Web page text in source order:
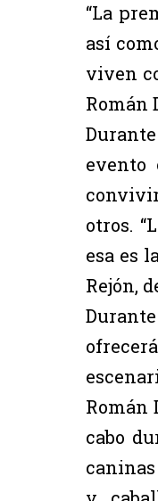
“La
así
viven
Román
evento
otros.
esa es
Rejón,
Román
cabo